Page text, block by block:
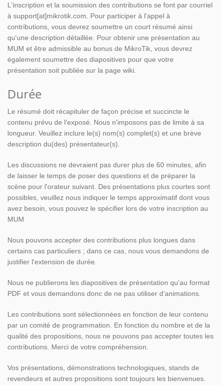
L'inscription et la soumission des contributions se font par courriel
à support[at]mikrotik.com. Pour participer à l'appel à
contributions, vous devrez soumettre un court résumé ainsi
qu'une description détaillée. Pour obtenir une présentation au
MUM et être admissible au bonus de MikroTik, vous devrez
également soumettre des diapositives pour que votre
présentation soit publiée sur la page wiki.
Durée
Le résumé doit récapituler de façon précise et succincte le
contenu prévu de l'exposé. Nous n'imposons pas de limite à sa
longueur. Veuillez inclure le(s) nom(s) complet(s) et une brève
description du(des) présentateur(s).
Les discussions ne devraient pas durer plus de 60 minutes, afin
de laisser le temps de poser des questions et de préparer la
scène pour l'orateur suivant. Des présentations plus courtes sont
possibles, veuillez nous indiquer le temps approximatif dont vous
avez besoin, vous pouvez le spécifier lors de votre inscription au
MUM
Nous pouvons accepter des contributions plus longues dans
certains cas particuliers ; dans ce cas, nous vous demandons de
justifier l'extension de durée.
Nous ne publierons les diapositives de présentation qu'au format
PDF et vous demandons donc de ne pas utiliser d'animations.
Les contributions sont sélectionnées en fonction de leur contenu
par un comité de programmation. En fonction du nombre et de la
qualité des propositions, nous ne pouvons pas accepter toutes les
contributions. Merci de votre compréhension.
Vos présentations, démonstrations technologiques, stands de
revendeurs et autres propositions sont toujours les bienvenues.